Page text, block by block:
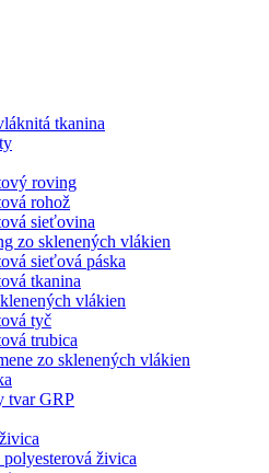
tkanina
roving
rohož
sieťovina
zo sklenených vlákien
sieťová páska
tkanina
vlákien
tyč
trubica
zo sklenených vlákien
tvar GRP
polyesterová živica